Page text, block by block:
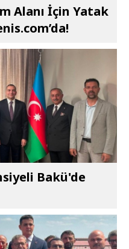
Alanı İçin Yatak
Bakü'de